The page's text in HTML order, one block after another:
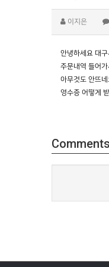
이지은
안녕하세요 대
주문내역 들어
아무것도 안뜨네
영수증 어떻게
Comments